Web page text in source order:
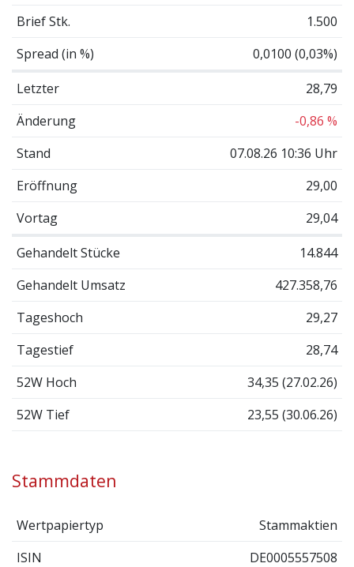
Brief Stk.
1.500
Spread (in %)
0,0100 (0,03%)
Letzter
28,79
Änderung
-0,86 %
Stand
07.08.26 10:36 Uhr
Eröffnung
29,00
Vortag
29,04
Gehandelt Stücke
14.844
Gehandelt Umsatz
427.358,76
Tageshoch
29,27
Tagestief
28,74
52W Hoch
34,35 (27.02.26)
52W Tief
23,55 (30.06.26)
Stammdaten
Wertpapiertyp
Stammaktien
ISIN
DE0005557508